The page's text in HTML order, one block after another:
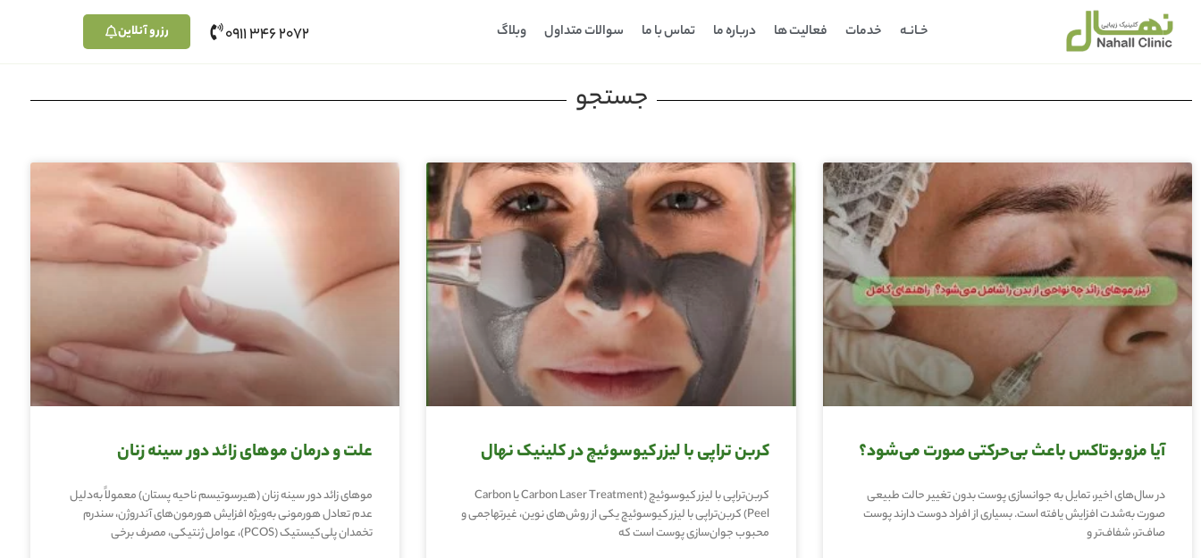
خـانـه خدمات فعالیت ها درباره ما تماس با ما سوالات متداول وبلاگ 2072 346 0911 رزرو آنلاین
جستجو
آیا مزوبوتاکس باعث بی‌حرکتی صورت می‌شود؟
در سال‌های اخیر، تمایل به جوانسازی پوست بدون تغییر حالت طبیعی
صورت به‌شدت افزایش یافته است. بسیاری از افراد دوست دارند پوست
صاف‌تر، شفاف‌تر و
کربن تراپی با لیزر کیوسوئیچ در کلینیک نهال
کربن‌تراپی با لیزر کیوسوئیچ (Carbon Laser Treatment یا Carbon
Peel) کربن‌تراپی با لیزر کیوسوئیچ یکی از روش‌های نوین، غیرتهاجمی و
محبوب جوان‌سازی پوست است که
علت و درمان موهای زائد دور سینه زنان
موهای زائد دور سینه زنان (هیرسوتیسم ناحیه پستان) معمولاً به‌دلیل
عدم تعادل هورمونی به‌ویژه افزایش هورمون‌های آندروژن، سندرم
تخمدان پلی‌کیستیک (PCOS)، عوامل ژنتیکی، مصرف برخی